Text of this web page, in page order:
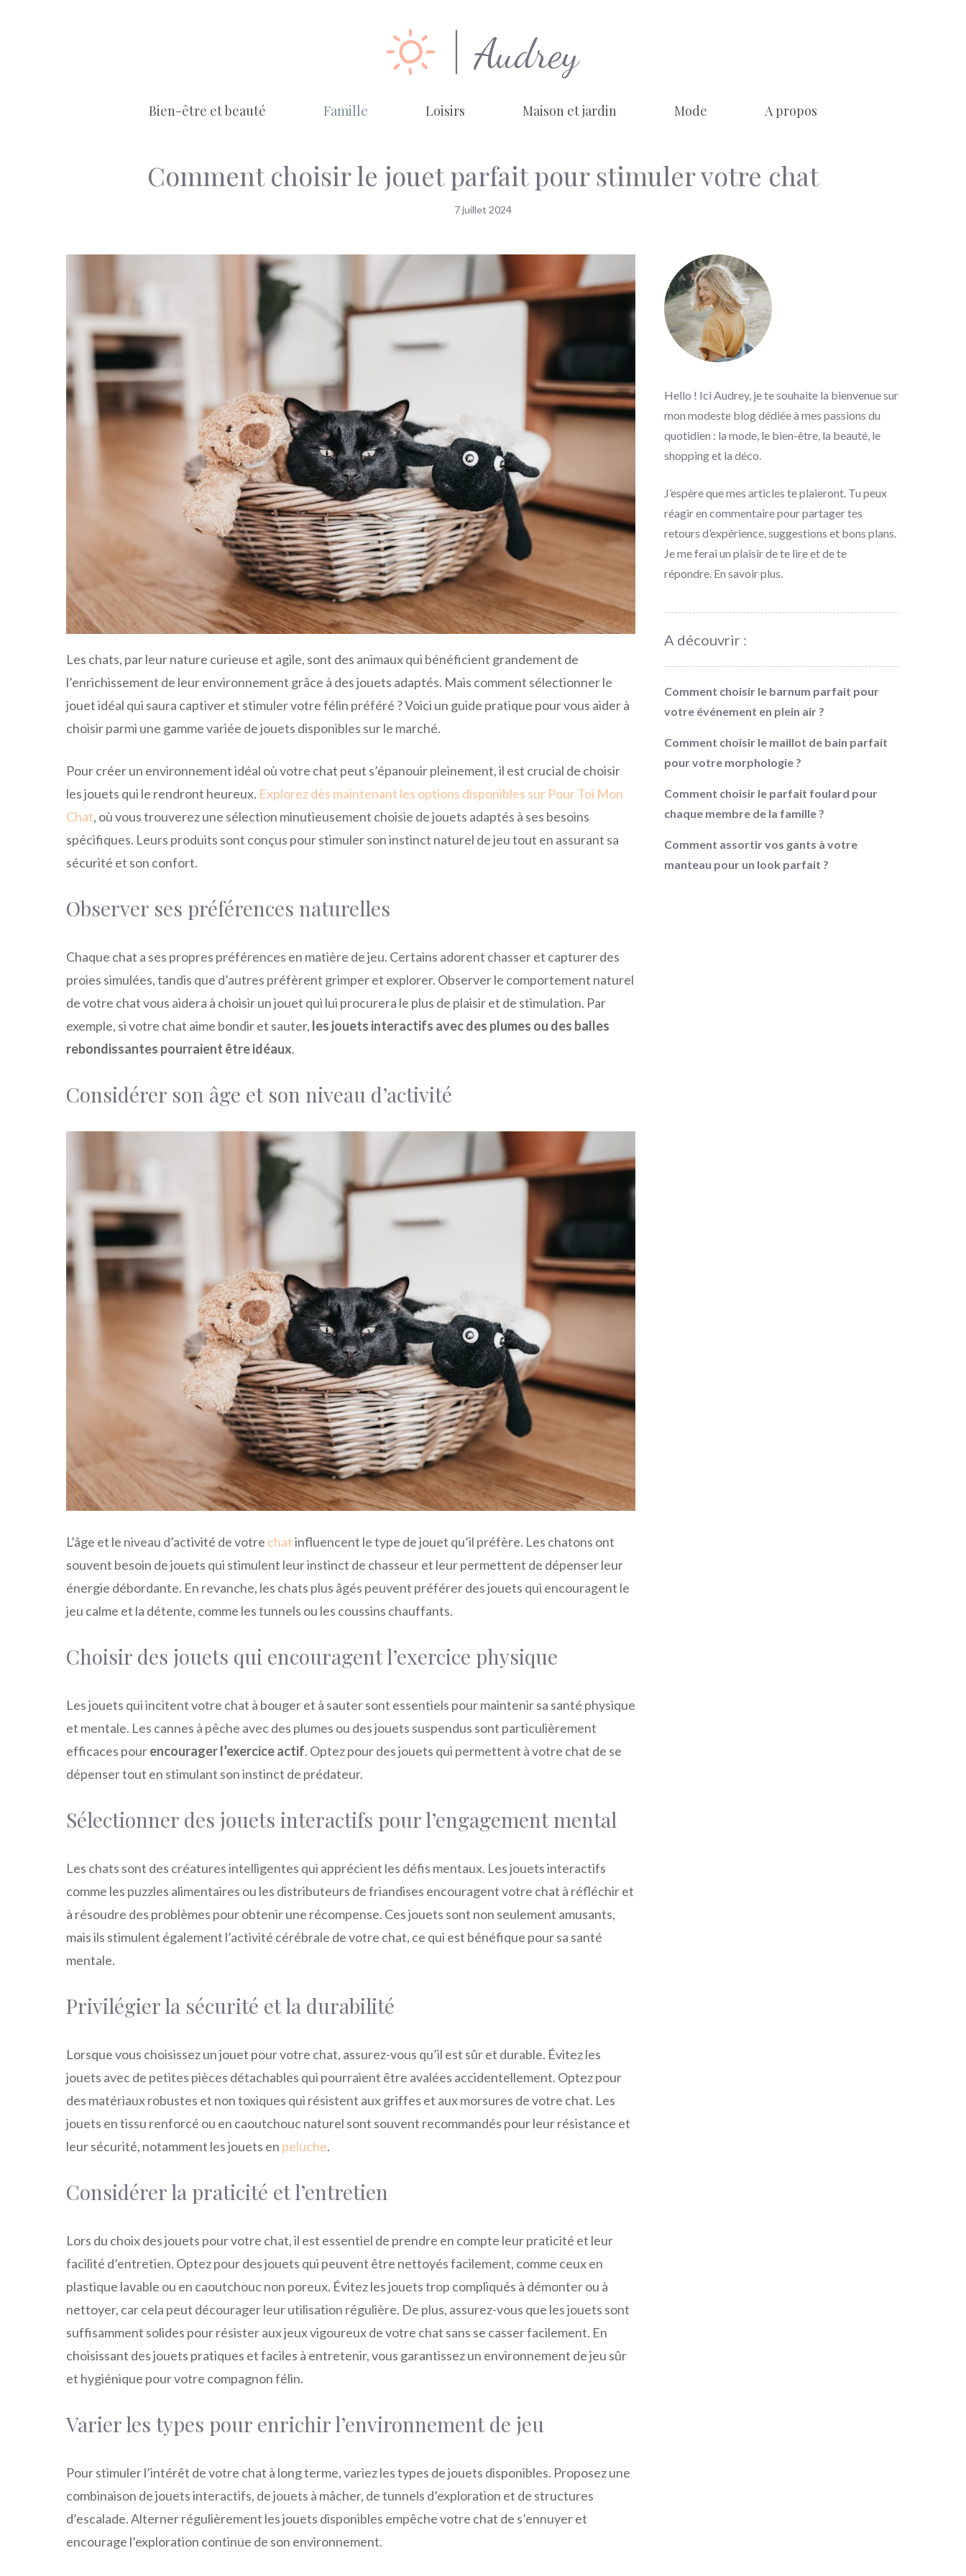
Bien-être et beauté Famille Loisirs Maison et jardin Mode A propos
Comment choisir le jouet parfait pour stimuler votre chat
7 juillet 2024
Les chats, par leur nature curieuse et agile, sont des animaux qui bénéficient grandement de
l’enrichissement de leur environnement grâce à des jouets adaptés. Mais comment sélectionner le
jouet idéal qui saura captiver et stimuler votre félin préféré ? Voici un guide pratique pour vous aider à
choisir parmi une gamme variée de jouets disponibles sur le marché.
Pour créer un environnement idéal où votre chat peut s’épanouir pleinement, il est crucial de choisir
les jouets qui le rendront heureux. Explorez dès maintenant les options disponibles sur Pour Toi Mon
Chat, où vous trouverez une sélection minutieusement choisie de jouets adaptés à ses besoins
spécifiques. Leurs produits sont conçus pour stimuler son instinct naturel de jeu tout en assurant sa
sécurité et son confort.
Observer ses préférences naturelles
Chaque chat a ses propres préférences en matière de jeu. Certains adorent chasser et capturer des
proies simulées, tandis que d’autres préfèrent grimper et explorer. Observer le comportement naturel
de votre chat vous aidera à choisir un jouet qui lui procurera le plus de plaisir et de stimulation. Par
exemple, si votre chat aime bondir et sauter, les jouets interactifs avec des plumes ou des balles
rebondissantes pourraient être idéaux.
Considérer son âge et son niveau d’activité
L’âge et le niveau d’activité de votre chatinfluencent le type de jouet qu’il préfère. Les chatons ont
souvent besoin de jouets qui stimulent leur instinct de chasseur et leur permettent de dépenser leur
énergie débordante. En revanche, les chats plus âgés peuvent préférer des jouets qui encouragent le
jeu calme et la détente, comme les tunnels ou les coussins chauffants.
Choisir des jouets qui encouragent l’exercice physique
Les jouets qui incitent votre chat à bouger et à sauter sont essentiels pour maintenir sa santé physique
et mentale. Les cannes à pêche avec des plumes ou des jouets suspendus sont particulièrement
efficaces pourencourager l’exercice actif. Optez pour des jouets qui permettent à votre chat de se
dépenser tout en stimulant son instinct de prédateur.
Sélectionner des jouets interactifs pour l’engagement mental
Les chats sont des créatures intelligentes qui apprécient les défis mentaux. Les jouets interactifs
comme les puzzles alimentaires ou les distributeurs de friandises encouragent votre chat à réfléchir et
à résoudre des problèmes pour obtenir une récompense. Ces jouets sont non seulement amusants,
mais ils stimulent également l’activité cérébrale de votre chat, ce qui est bénéfique pour sa santé
mentale.
Privilégier la sécurité et la durabilité
Lorsque vous choisissez un jouet pour votre chat, assurez-vous qu’il est sûr et durable. Évitez les
jouets avec de petites pièces détachables qui pourraient être avalées accidentellement. Optez pour
des matériaux robustes et non toxiques qui résistent aux griffes et aux morsures de votre chat. Les
jouets en tissu renforcé ou en caoutchouc naturel sont souvent recommandés pour leur résistance et
leur sécurité, notamment les jouets en peluche.
Considérer la praticité et l’entretien
Lors du choix des jouets pour votre chat, il est essentiel de prendre en compte leur praticité et leur
facilité d’entretien. Optez pour des jouets qui peuvent être nettoyés facilement, comme ceux en
plastique lavable ou en caoutchouc non poreux. Évitez les jouets trop compliqués à démonter ou à
nettoyer, car cela peut décourager leur utilisation régulière. De plus, assurez-vous que les jouets sont
suffisamment solides pour résister aux jeux vigoureux de votre chat sans se casser facilement. En
choisissant des jouets pratiques et faciles à entretenir, vous garantissez un environnement de jeu sûr
et hygiénique pour votre compagnon félin.
Varier les types pour enrichir l’environnement de jeu
Pour stimuler l’intérêt de votre chat à long terme, variez les types de jouets disponibles. Proposez une
combinaison de jouets interactifs, de jouets à mâcher, de tunnels d’exploration et de structures
d’escalade. Alterner régulièrement les jouets disponibles empêche votre chat de s’ennuyer et
encourage l’exploration continue de son environnement.
Hello ! Ici Audrey, je te souhaite la bienvenue sur
mon modeste blog dédiée à mes passions du
quotidien : la mode, le bien-être, la beauté, le
shopping et la déco.
J’espère que mes articles te plaieront. Tu peux
réagir en commentaire pour partager tes
retours d’expérience, suggestions et bons plans.
Je me ferai un plaisir de te lire et de te
répondre. En savoir plus
A découvrir :
Comment choisir le barnum parfait pour
votre événement en plein air ?
Comment choisir le maillot de bain parfait
pour votre morphologie ?
Comment choisir le parfait foulard pour
chaque membre de la famille ?
Comment assortir vos gants à votre
manteau pour un look parfait ?